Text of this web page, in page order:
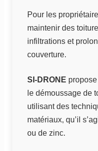
Pour les
maintenir des
infiltrations et
couverture.
SI-DRONE
le démoussage de
utilisant des
matériaux, qu’il
ou de zinc.